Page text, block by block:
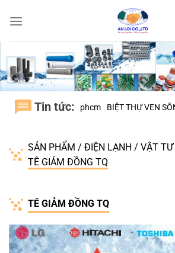
qua
Tin tức:
CHÁNH tphcm BIỆT THỰ VEN SÔNG
SẢN PHẨM / ĐIỆN LẠNH / VẬT
TÊ GIẢM ĐỒNG TQ
TÊ GIẢM ĐỒNG TQ